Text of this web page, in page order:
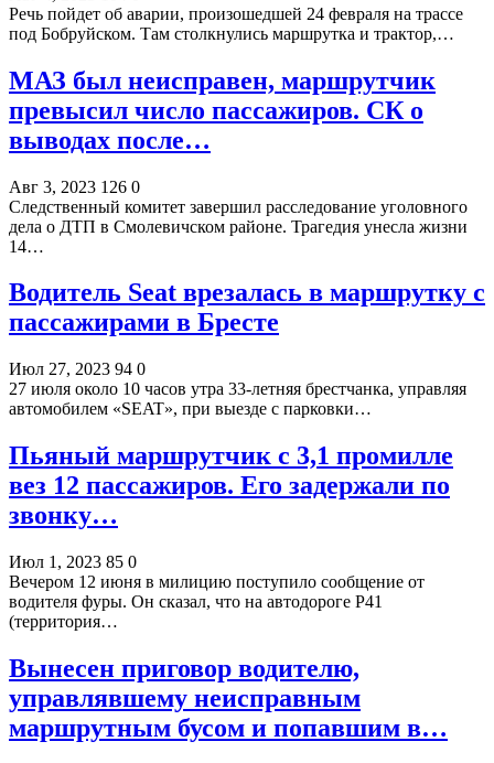
Речь пойдет об аварии, произошедшей 24 февраля на трассе
под Бобруйском. Там столкнулись маршрутка и трактор,…
МАЗ был неисправен, маршрутчик
превысил число пассажиров. СК о
выводах после…
Авг 3, 2023 126 0
Следственный комитет завершил расследование уголовного
дела о ДТП в Смолевичском районе. Трагедия унесла жизни
14…
Водитель Seat врезалась в маршрутку с
пассажирами в Бресте
Июл 27, 2023 94 0
27 июля около 10 часов утра 33-летняя брестчанка, управляя
автомобилем «SEAT», при выезде с парковки…
Пьяный маршрутчик с 3,1 промилле
вез 12 пассажиров. Его задержали по
звонку…
Июл 1, 2023 85 0
Вечером 12 июня в милицию поступило сообщение от
водителя фуры. Он сказал, что на автодороге Р41
(территория…
Вынесен приговор водителю,
управлявшему неисправным
маршрутным бусом и попавшим в…